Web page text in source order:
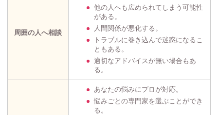
周囲の人へ相談
他の人へも広められてしまう可能性
がある。
人間関係が悪化する。
トラブルに巻き込んで迷惑になるこ
ともある。
適切なアドバイスが無い場合もあ
る。
あなたの悩みにプロが対応。
悩みごとの専門家を選ぶことができ
る。